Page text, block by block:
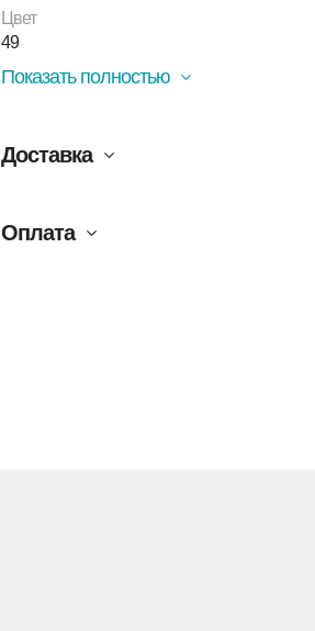
Цвет
49
Показать полностью
Доставка
Оплата